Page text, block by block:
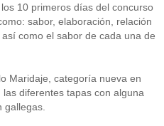
10 primeros días del concurso
sabor, elaboración, relación
como el sabor de cada una de
Maridaje, categoría nueva en
diferentes tapas con alguna
gallegas.